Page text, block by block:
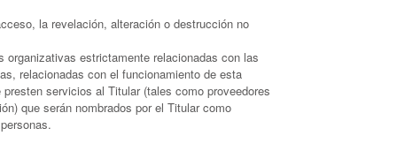
la revelación, alteración o destrucción no
estrictamente relacionadas con las
relacionadas con el funcionamiento de esta
servicios al Titular (tales como proveedores
que serán nombrados por el Titular como